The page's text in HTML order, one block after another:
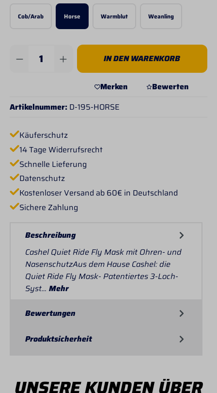
Cob/Arab Horse Warmblut Weanling
Produkt Anzahl: Gib den gewünschten
IN DEN WARENKORB
Merken
Bewerten
Artikelnummer: D-195-HORSE
Käuferschutz
14 Tage Widerrufsrecht
Schnelle Lieferung
Datenschutz
Kostenloser Versand ab 60€ in Deutschland
Sichere Zahlung
Beschreibung
Cashel Quiet Ride Fly Mask mit Ohren- und
NasenschutzAus dem Hause Cashel: die
Quiet Ride Fly Mask- Patentiertes 3-Loch-
Syst… Mehr
Bewertungen
Produktsicherheit
UNSERE KUNDEN ÜBER